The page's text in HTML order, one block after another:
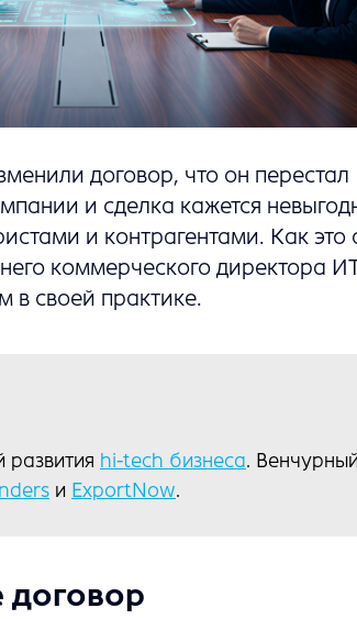
договор, что он перестал
и сделка кажется
и контрагентами. Как это
коммерческого директора
в своей практике.
развития hi-tech бизнеса.
и ExportNow.
договор